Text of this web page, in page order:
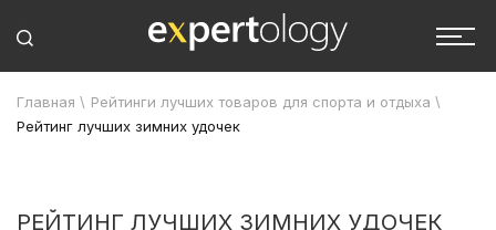
Главная \ Рейтинги лучших товаров для спорта и отдыха \
Рейтинг лучших зимних удочек
РЕЙТИНГ ЛУЧШИХ ЗИМНИХ УДОЧЕК